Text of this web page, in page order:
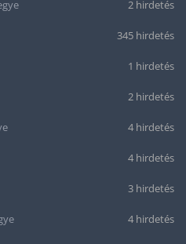
2 hirdetés
345 hirdetés
1 hirdetés
2 hirdetés
4 hirdetés
4 hirdetés
3 hirdetés
4 hirdetés